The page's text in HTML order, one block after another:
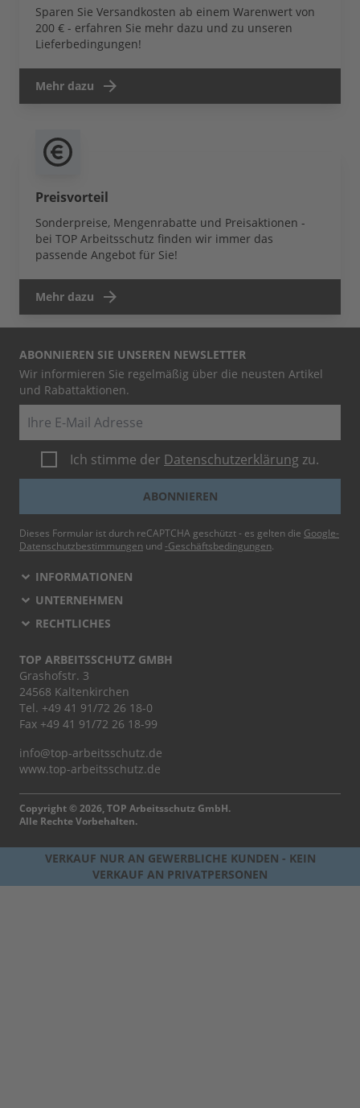
Sparen Sie Versandkosten ab einem Warenwert von
200 € - erfahren Sie mehr dazu und zu unseren
Lieferbedingungen!
Mehr dazu
Preisvorteil
Sonderpreise, Mengenrabatte und Preisaktionen -
bei TOP Arbeitsschutz finden wir immer das
passende Angebot für Sie!
Mehr dazu
ABONNIEREN SIE UNSEREN NEWSLETTER
Wir informieren Sie regelmäßig über die neusten Artikel
und Rabattaktionen.
Ich stimme der Datenschutzerklärung zu.
ABONNIEREN
Dieses Formular ist durch reCAPTCHA geschützt - es gelten die Google-
Datenschutzbestimmungen und -Geschäftsbedingungen.
INFORMATIONEN
UNTERNEHMEN
RECHTLICHES
TOP ARBEITSSCHUTZ GMBH
Grashofstr. 3
24568 Kaltenkirchen
Tel. +49 41 91/72 26 18-0
Fax +49 41 91/72 26 18-99
info@top-arbeitsschutz.de
www.top-arbeitsschutz.de
Copyright © 2026, TOP Arbeitsschutz GmbH.
Alle Rechte Vorbehalten.
VERKAUF NUR AN GEWERBLICHE KUNDEN - KEIN
VERKAUF AN PRIVATPERSONEN